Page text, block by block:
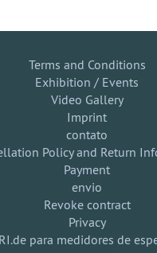
Terms and Conditions
Exhibition / Events
Video Gallery
Imprint
contato
Policy and Return
Payment
envio
Revoke contract
Privacy
para medidores de